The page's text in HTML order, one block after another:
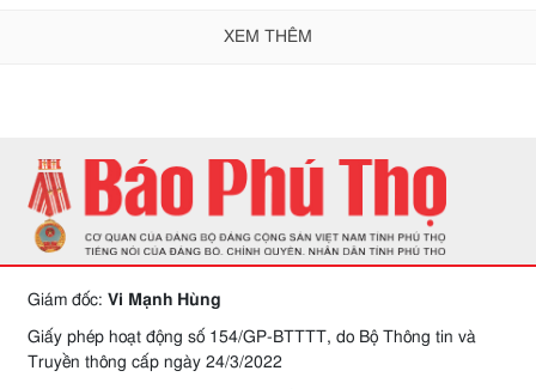
XEM THÊM
Giám đốc: Vi Mạnh Hùng
Giấy phép hoạt động số 154/GP-BTTTT, do Bộ Thông tin và
Truyền thông cấp ngày 24/3/2022